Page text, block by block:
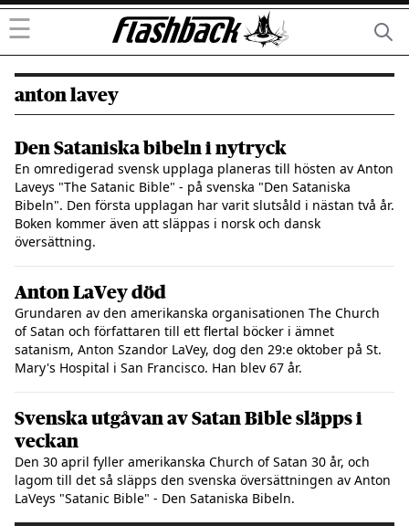
☰
anton lavey
Den Sataniska bibeln i nytryck
En omredigerad svensk upplaga planeras till hösten av Anton
Laveys "The Satanic Bible" - på svenska "Den Sataniska
Bibeln". Den första upplagan har varit slutsåld i nästan två år.
Boken kommer även att släppas i norsk och dansk
översättning.
Anton LaVey död
Grundaren av den amerikanska organisationen The Church
of Satan och författaren till ett flertal böcker i ämnet
satanism, Anton Szandor LaVey, dog den 29:e oktober på St.
Mary's Hospital i San Francisco. Han blev 67 år.
Svenska utgåvan av Satan Bible släpps i
veckan
Den 30 april fyller amerikanska Church of Satan 30 år, och
lagom till det så släpps den svenska översättningen av Anton
LaVeys "Satanic Bible" - Den Sataniska Bibeln.